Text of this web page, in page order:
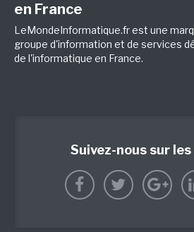
en France
LeMondeInformatique.fr est une
groupe d'information et de services
de l'informatique en France.
Suivez-nous sur